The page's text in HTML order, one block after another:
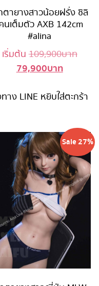
าท.
ายางสาวน้อยฝรั่ง ซิลิ
นเต็มตัว AXB 142cm
#alina
เริ่มต้น109,900บาท
79,900บาทCurrent
is:
าง LINE หยิบใส่ตะกร้า
Sale 27%